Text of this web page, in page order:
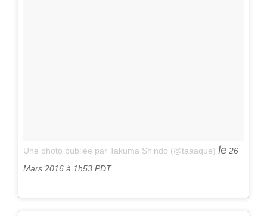
Une photo publiée par Takuma Shindo (@taaaque) le 26
Mars 2016 à 1h53 PDT